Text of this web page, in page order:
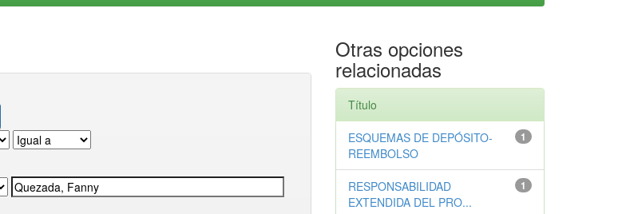
Otras opciones
relacionadas
Título
1
ESQUEMAS DE DEPÓSITO-
REEMBOLSO
1
RESPONSABILIDAD
EXTENDIDA DEL PRO...